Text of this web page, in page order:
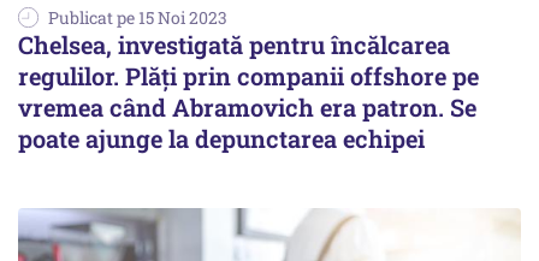
Publicat pe 15 Noi 2023
Chelsea, investigată pentru încălcarea
regulilor. Plăţi prin companii offshore pe
vremea când Abramovich era patron. Se
poate ajunge la depunctarea echipei